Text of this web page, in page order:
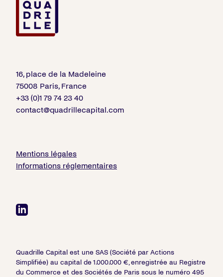
16, place de la Madeleine
75008 Paris, France
+33 (0)1 79 74 23 40
contact@quadrillecapital.com
Mentions légales
Informations réglementaires
Quadrille Capital est une SAS (Société par Actions
Simplifiée) au capital de 1.000.000 €, enregistrée au Registre
du Commerce et des Sociétés de Paris sous le numéro 495